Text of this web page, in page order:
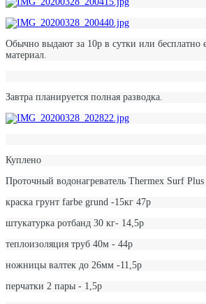
Обычно выдают за 10р в сутки или бесплатно
материал.
Завтра планируется полная разводка.
Куплено
Проточный водонагреватель Thermex Surf
краска грунт farbe grund -15кг 47р
штукатурка ротбанд 30 кг- 14,5р
теплоизоляция труб 40м - 44р
ножницы валтек до 26мм -11,5р
перчатки 2 пары - 1,5р